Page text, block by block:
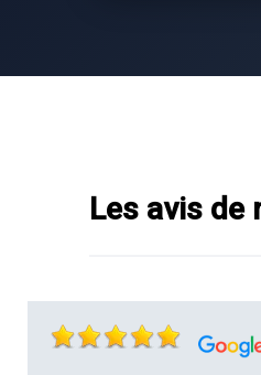
Les avis de